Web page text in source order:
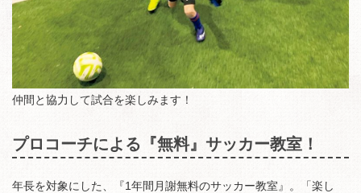
仲間と協力して試合を楽しみます！
プロコーチによる『無料』サッカー教室！
年長を対象にした、『1年間月謝無料のサッカー教室』。「楽し